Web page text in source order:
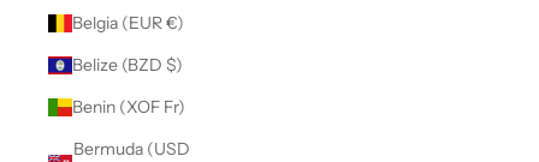
Belgia (EUR €)
Belize (BZD $)
Benin (XOF Fr)
Bermuda (USD